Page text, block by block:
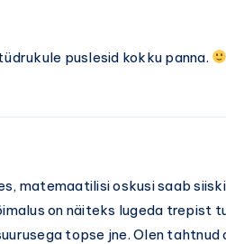
puslesid kokku panna.
matemaatilisi oskusi saab
on näiteks lugeda trepist
topse jne. Olen tahtnud